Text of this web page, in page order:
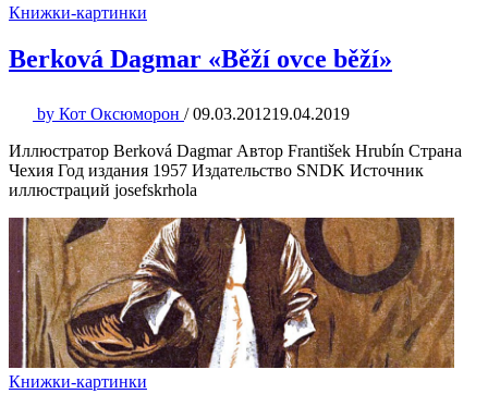
Книжки-картинки
Berková Dagmar «Běží ovce běží»
by Кот Оксюморон / 09.03.201219.04.2019
Иллюстратор Berková Dagmar Автор František Hrubín Страна
Чехия Год издания 1957 Издательство SNDK Источник
иллюстраций josefskrhola
Книжки-картинки